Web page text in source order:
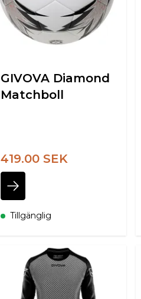
GIVOVA Diamond
Matchboll
419.00 SEK
Tillgänglig